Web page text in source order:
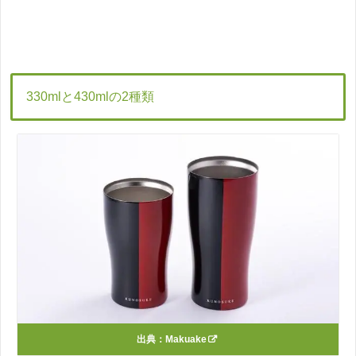
330mlと430mlの2種類
出典： Makuake